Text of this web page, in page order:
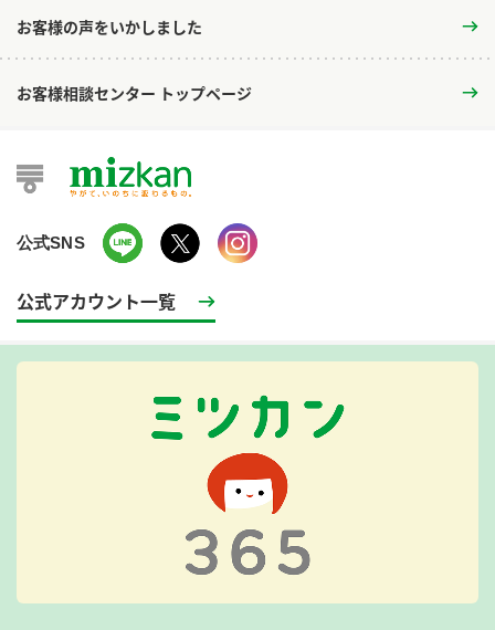
お客様の声をいかしました
お客様相談センター トップページ
公式SNS
公式アカウント一覧